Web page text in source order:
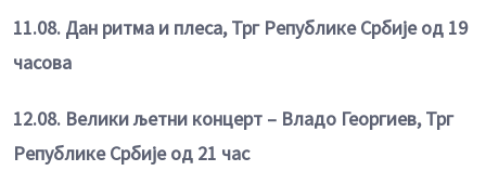
11.08. Дан ритма и плеса, Трг Републике Србије од 19
часова
12.08. Велики љетни концерт – Владо Георгиев, Трг
Републике Србије од 21 час